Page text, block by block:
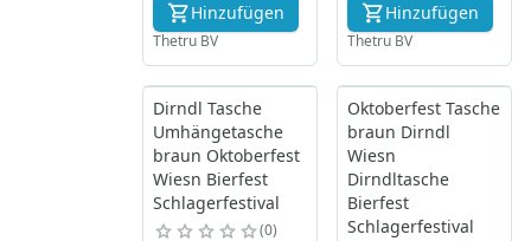
Hinzufügen
Thetru BV
Hinzufügen
Thetru BV
Dirndl Tasche
Umhängetasche
braun Oktoberfest
Wiesn Bierfest
Schlagerfestival
0
Oktoberfest Tasche
braun Dirndl
Wiesn
Dirndltasche
Bierfest
Schlagerfestival